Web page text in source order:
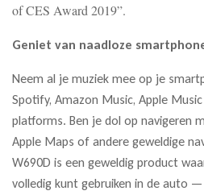
of CES Award 2019”.
Geniet van naadloze
Neem al je muziek mee op je
Spotify, Amazon Music, Apple
platforms. Ben je dol op navigeren
Apple Maps of andere geweldige
W690D is een geweldig product
volledig kunt gebruiken in de auto